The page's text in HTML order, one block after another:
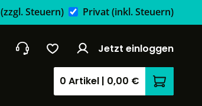
(zzgl. Steuern) Privat(inkl. Steuern)
Jetzt einloggen
0 Artikel | 0,00 €